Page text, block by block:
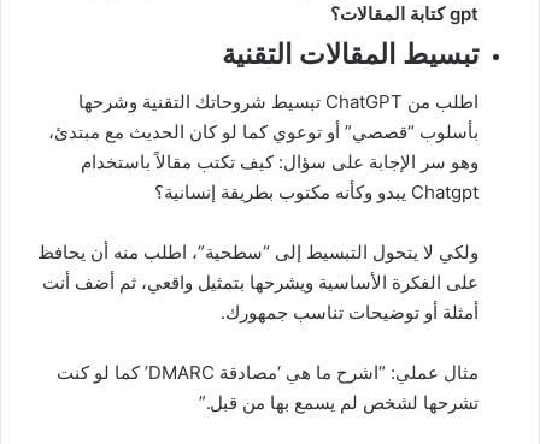
gpt كتابة المقالات؟
تبسيط المقالات التقنية
اطلب من ChatGPT تبسيط شروحاتك التقنية وشرحها
بأسلوب “قصصي” أو توعوي كما لو كان الحديث مع مبتدئ،
وهو سر الإجابة على سؤال: كيف تكتب مقالاً باستخدام
Chatgpt يبدو وكأنه مكتوب بطريقة إنسانية؟
ولكي لا يتحول التبسيط إلى “سطحية”، اطلب منه أن يحافظ
على الفكرة الأساسية ويشرحها بتمثيل واقعي، ثم أضف أنت
أمثلة أو توضيحات تناسب جمهورك.
مثال عملي: “اشرح ما هي ‘مصادقة DMARC’ كما لو كنت
تشرحها لشخص لم يسمع بها من قبل.”